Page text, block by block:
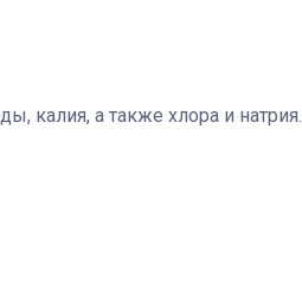
калия, а также хлора и натрия.